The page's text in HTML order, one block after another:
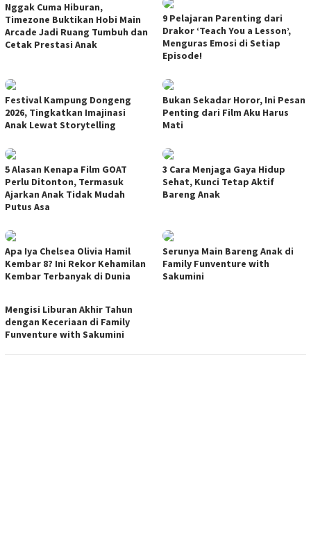
Nggak Cuma Hiburan,
Timezone Buktikan Hobi Main
Arcade Jadi Ruang Tumbuh dan
Cetak Prestasi Anak
9 Pelajaran Parenting dari
Drakor ‘Teach You a Lesson’,
Menguras Emosi di Setiap
Episode!
Festival Kampung Dongeng
2026, Tingkatkan Imajinasi
Anak Lewat Storytelling
Bukan Sekadar Horor, Ini Pesan
Penting dari Film Aku Harus
Mati
5 Alasan Kenapa Film GOAT
Perlu Ditonton, Termasuk
Ajarkan Anak Tidak Mudah
Putus Asa
3 Cara Menjaga Gaya Hidup
Sehat, Kunci Tetap Aktif
Bareng Anak
Apa Iya Chelsea Olivia Hamil
Kembar 8? Ini Rekor Kehamilan
Kembar Terbanyak di Dunia
Serunya Main Bareng Anak di
Family Funventure with
Sakumini
Mengisi Liburan Akhir Tahun
dengan Keceriaan di Family
Funventure with Sakumini